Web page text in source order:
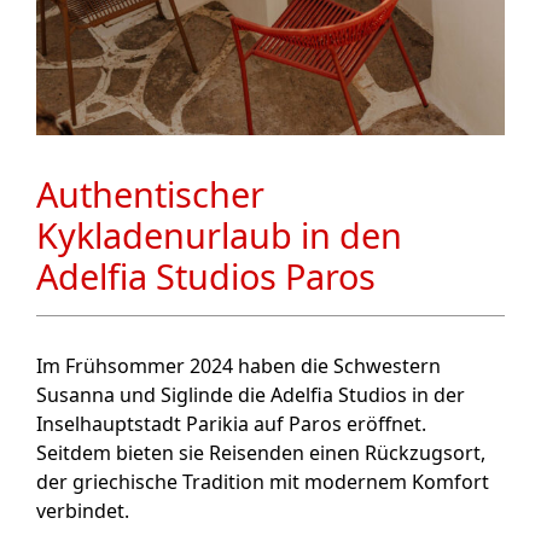
Authentischer
Kykladenurlaub in den
Adelfia Studios Paros
Im Frühsommer 2024 haben die Schwestern
Susanna und Siglinde die Adelfia Studios in der
Inselhauptstadt Parikia auf Paros eröffnet.
Seitdem bieten sie Reisenden einen Rückzugsort,
der griechische Tradition mit modernem Komfort
verbindet.